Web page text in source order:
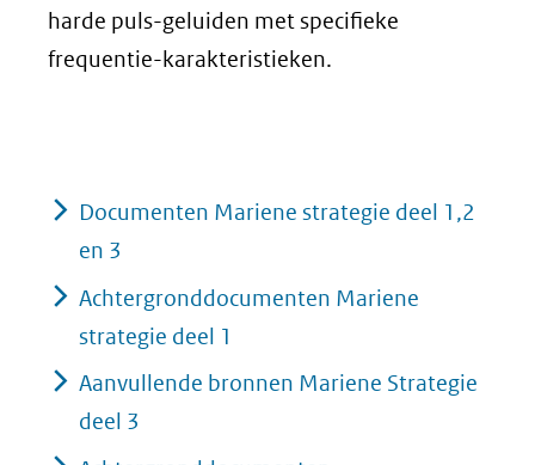
harde puls-geluiden met specifieke
frequentie-karakteristieken.
Documenten Mariene strategie deel 1,2
en 3
Achtergronddocumenten Mariene
strategie deel 1
Aanvullende bronnen Mariene Strategie
deel 3